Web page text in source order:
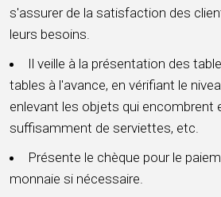
s'assurer de la satisfaction des
leurs besoins.
Il veille à la présentation des
tables à l'avance, en vérifiant le
enlevant les objets qui encombrent
suffisamment de serviettes, etc.
Présente le chèque pour le
monnaie si nécessaire.